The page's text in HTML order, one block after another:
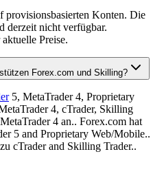
provisionsbasierten Konten. Die
derzeit nicht verfügbar.
Preise.
Forex.com und Skilling?
5, MetaTrader 4, Proprietary
4, cTrader, Skilling
4 an.. Forex.com hat
5 and Proprietary Web/Mobile..
cTrader and Skilling Trader..